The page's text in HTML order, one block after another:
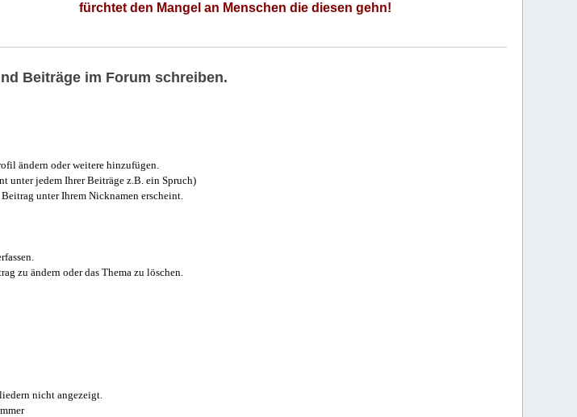
fürchtet den Mangel an Menschen die diesen gehn!
Beiträge im Forum schreiben.
ändern oder weitere hinzufügen.
unter jedem Ihrer Beiträge z.B. ein Spruch)
unter Ihrem Nicknamen erscheint.
zu ändern oder das Thema zu löschen.
nicht angezeigt.